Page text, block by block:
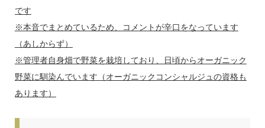
です
※本音でまとめているため、コメントが辛口をなっています
（あしからず）
※管理者自身畑で野菜を栽培しており、日頃からオーガニック
野菜に馴染んでいます（オーガニックコンシャルジュの資格も
あります）